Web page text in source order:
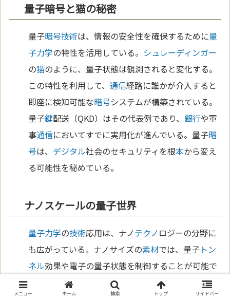
量子暗号と猫の秘密
量子暗号技術は、情報の安全性を確保するために量
子力学の特性を活用している。 シュレーディンガー
の猫のように、量子状態は観測されると変化する。
この特性を利用して、通信経路に誰かが介入すると
即座に検知可能な暗号システムが構築されている。
量子鍵配送（QKD）はその代表例であり、 銀行や軍
事通信においてすでに実用化が進んでいる。量子暗
号は、 デジタル社会のセキュリティを根本から変え
る可能性を秘めている。
ナノスケールの量子世界
量子力学の技術応用は、ナノテクノ ロジーの分野に
も広がっている。ナノサイズの素材では、量子 トン
ネル効果や電子の量子状態を制御することが可能で
シュレーディンガー が示唆する現
が利
メニュー ホーム 検索 トップ サイドバー